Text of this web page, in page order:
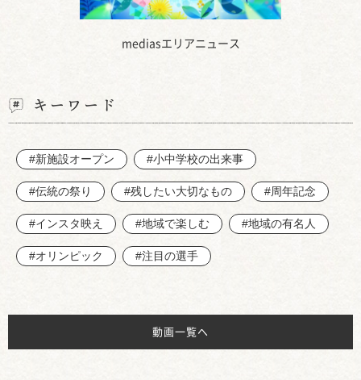
mediasエリアニュース
キーワード
#新施設オープン #小中学校の出来事
#伝統の祭り #残したい大切なもの #周年記念
#インスタ映え #地域で楽しむ #地域の有名人
#オリンピック #注目の選手
動画一覧へ